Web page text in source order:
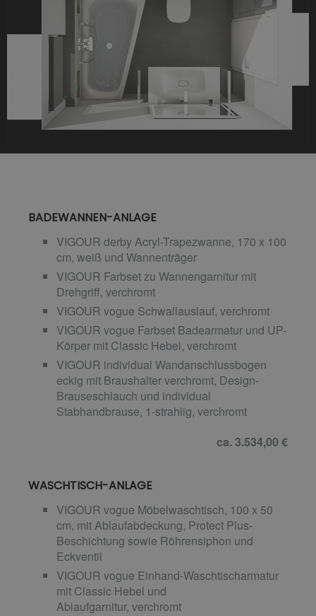
BADEWANNEN-ANLAGE
VIGOUR derby Acryl-Trapezwanne, 170 x 100
cm, weiß und Wannenträger
VIGOUR Farbset zu Wannengarnitur mit
Drehgriff, verchromt
VIGOUR vogue Schwallauslauf, verchromt
VIGOUR vogue Farbset Badearmatur und UP-
Körper mit Classic Hebel, verchromt
VIGOUR individual Wandanschlussbogen
eckig mit Braushalter verchromt, Design-
Brauseschlauch und individual
Stabhandbrause, 1-strahlig, verchromt
ca. 3.534,00 €
WASCHTISCH-ANLAGE
VIGOUR vogue Möbelwaschtisch, 100 x 50
cm, mit Ablaufabdeckung, Protect Plus-
Beschichtung sowie Röhrensiphon und
Eckventil
VIGOUR vogue Einhand-Waschtischarmatur
mit Classic Hebel und
Ablaufgarnitur, verchromt